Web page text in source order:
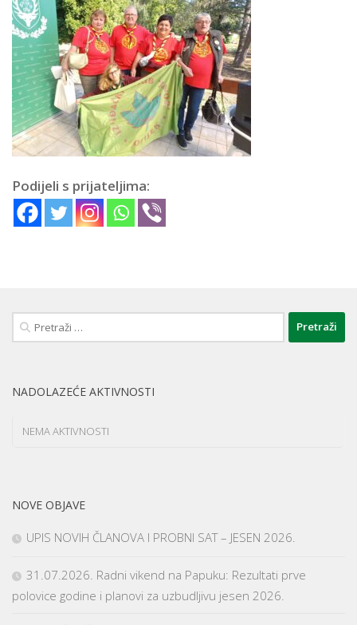
Podijeli s prijateljima:
Pretraži:
NADOLAZEĆE AKTIVNOSTI
NEMA AKTIVNOSTI
NOVE OBJAVE
UPIS NOVIH ČLANOVA I PROBNI SAT – JESEN 2026.
31.07.2026. Radni vikend na Papuku: Rezultati prve
polovice godine i planovi za uzbudljivu jesen 2026.